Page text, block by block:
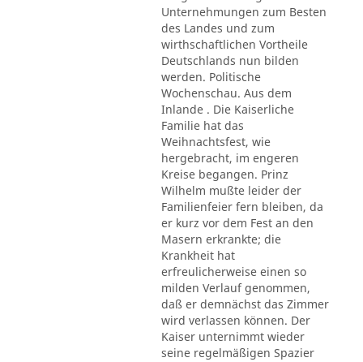
Unternehmungen zum Besten
des Landes und zum
wirthschaftlichen Vortheile
Deutschlands nun bilden
werden. Politische
Wochenschau. Aus dem
Inlande . Die Kaiserliche
Familie hat das
Weihnachtsfest, wie
hergebracht, im engeren
Kreise begangen. Prinz
Wilhelm mußte leider der
Familienfeier fern bleiben, da
er kurz vor dem Fest an den
Masern erkrankte; die
Krankheit hat
erfreulicherweise einen so
milden Verlauf genommen,
daß er demnächst das Zimmer
wird verlassen können. Der
Kaiser unternimmt wieder
seine regelmäßigen Spazier